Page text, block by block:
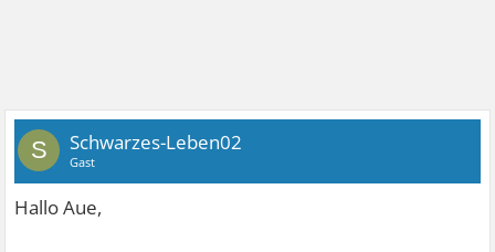
S Schwarzes-Leben02
Gast
Hallo Aue,